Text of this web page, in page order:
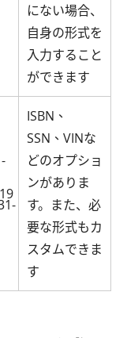
にない場合、
自身の形式を
入力すること
ができます
ISBN、
SSN、VINな
どのオプショ
ンがありま
す。また、必
要な形式もカ
スタムできま
す